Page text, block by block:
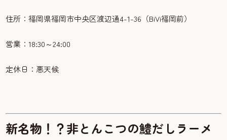
住所：福岡県福岡市中央区渡辺通4-1-36（BiVi福岡前）
営業：18:30～24:00
定休日：悪天候
新名物！？非とんこつの鱧だしラーメ